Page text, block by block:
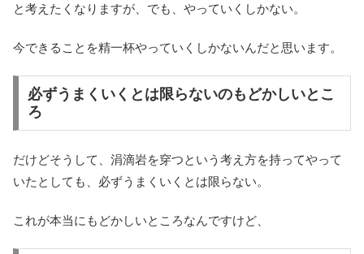
と考えたくなりますが、でも、やっていくしかない。
今できることを精一杯やっていくしかないんだと思います。
必ずうまくいくとは限らないのもどかしいとこ
ろ
だけどそうして、涓滴岩を穿つという考え方を持ってやって
いたとしても、必ずうまくいくとは限らない。
これが本当にもどかしいところなんですけど、